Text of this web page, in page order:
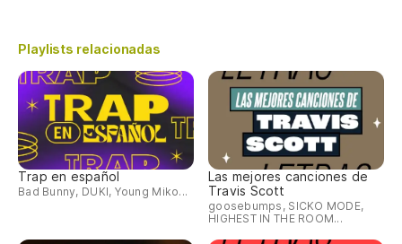
Playlists relacionadas
Trap en español
Bad Bunny, DUKI, Young Miko...
Las mejores canciones de
Travis Scott
goosebumps, SICKO MODE,
HIGHEST IN THE ROOM...